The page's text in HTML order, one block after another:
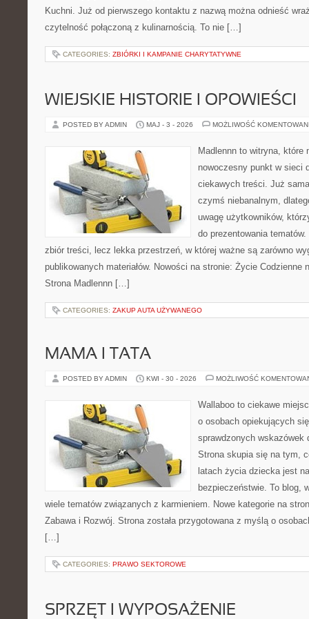
Kuchni. Już od pierwszego kontaktu z nazwą można odnieść
czytelność połączoną z kulinarnością. To nie […]
CATEGORIES: ZBIÓRKI I KAMPANIE CHARYTATYWNE
WIEJSKIE HISTORIE I OPOWIEŚCI
POSTED BY ADMIN MAJ - 3 - 2026 MOŻLIWOŚĆ
Madlennn to witryna, które
nowoczesny punkt w sieci
ciekawych treści. Już
czymś niebanalnym,
uwagę użytkowników,
do prezentowania
zbiór treści, lecz lekka przestrzeń, w której ważne są zarówno
publikowanych materiałów. Nowości na stronie: Życie Codzienne
Strona Madlennn […]
CATEGORIES: ZAKUP AUTA UŻYWANEGO
MAMA I TATA
POSTED BY ADMIN KWI - 30 - 2026 MOŻLIWOŚĆ
Wallaboo to ciekawe
o osobach opiekujących
sprawdzonych wskazówek
Strona skupia się na tym,
latach życia dziecka jest
bezpieczeństwie. To blog,
wiele tematów związanych z karmieniem. Nowe kategorie na
Zabawa i Rozwój. Strona została przygotowana z myślą o
[…]
CATEGORIES: PRAWO SEKTOROWE
SPRZĘT I WYPOSAŻENIE